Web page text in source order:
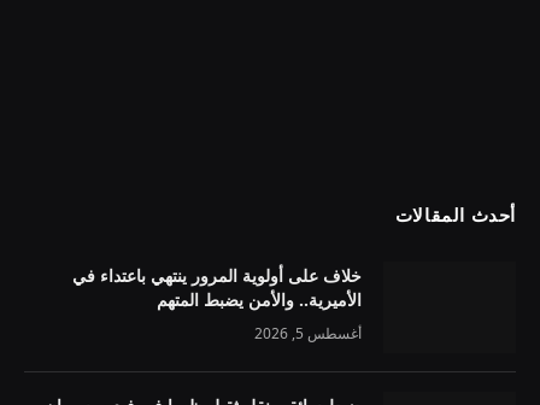
أحدث المقالات
خلاف على أولوية المرور ينتهي باعتداء في
الأميرية.. والأمن يضبط المتهم
أغسطس 5, 2026